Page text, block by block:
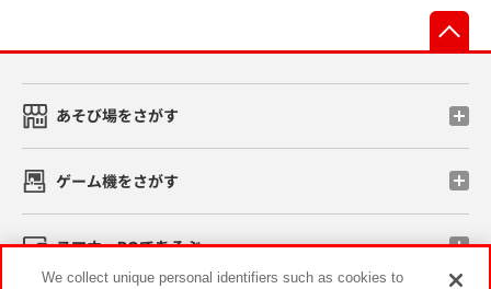
あそび場をさがす
ゲーム機をさがす
スマホ・PCであそぶ
We collect unique personal identifiers such as cookies to